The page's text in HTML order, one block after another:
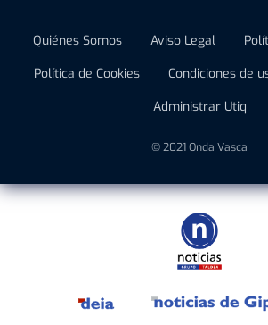
Quiénes Somos Aviso Legal
Política de Cookies
Condiciones de
Administrar Utiq
© 2021 Onda Vasca